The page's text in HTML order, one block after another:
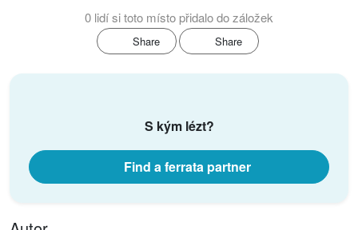
0 lidí si toto místo přidalo do záložek
Share Share
S kým lézt?
Find a ferrata partner